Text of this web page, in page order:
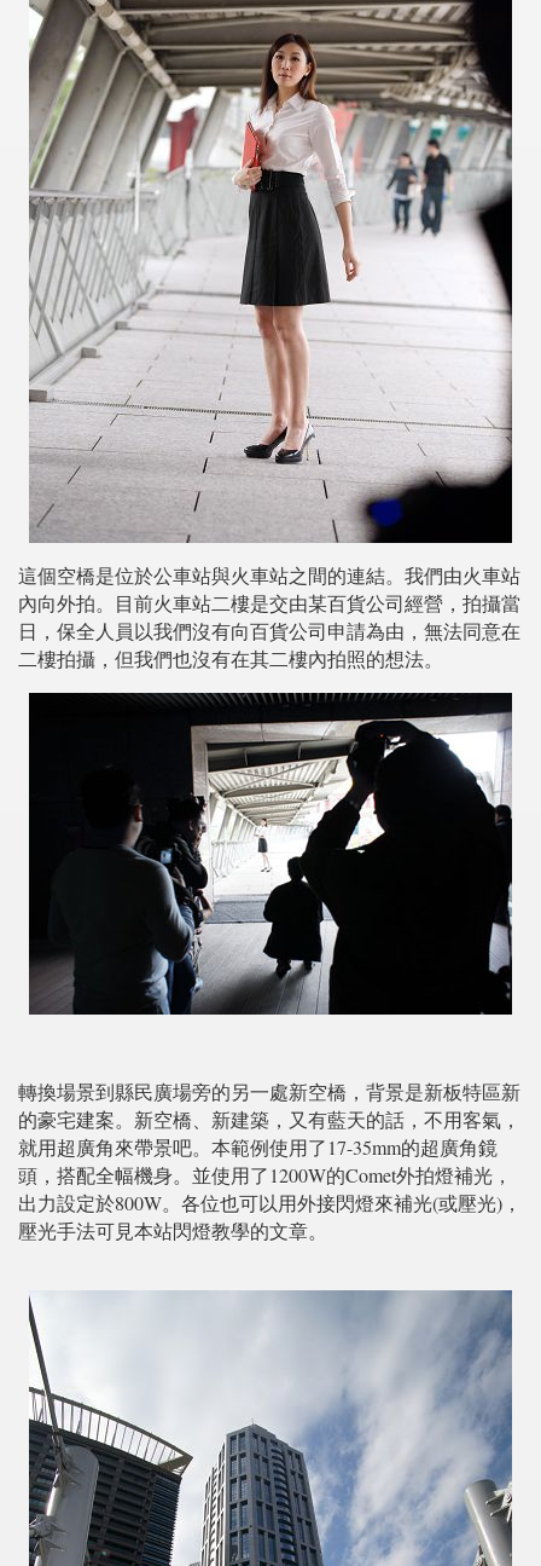
這個空橋是位於公車站與火車站之間的連結。我們由火車站
內向外拍。目前火車站二樓是交由某百貨公司經營，拍攝當
日，保全人員以我們沒有向百貨公司申請為由，無法同意在
二樓拍攝，但我們也沒有在其二樓內拍照的想法。
轉換場景到縣民廣場旁的另一處新空橋，背景是新板特區新
的豪宅建案。新空橋、新建築，又有藍天的話，不用客氣，
就用超廣角來帶景吧。本範例使用了17-35mm的超廣角鏡
頭，搭配全幅機身。並使用了1200W的Comet外拍燈補光，
出力設定於800W。各位也可以用外接閃燈來補光(或壓光)，
壓光手法可見本站閃燈教學的文章。